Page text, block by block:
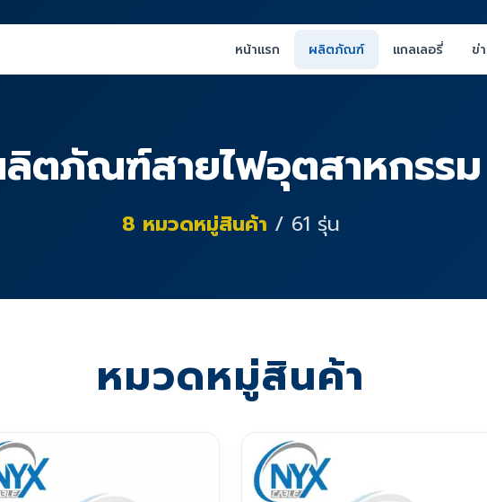
หน้าแรก
ผลิตภัณฑ์ แกลเลอรี่ ข่
ตภัณฑ์สายไฟอุตสาหกรรม
8 หมวดหมู่สินค้า / 61 รุ่น
หมวดหมู่สินค้า